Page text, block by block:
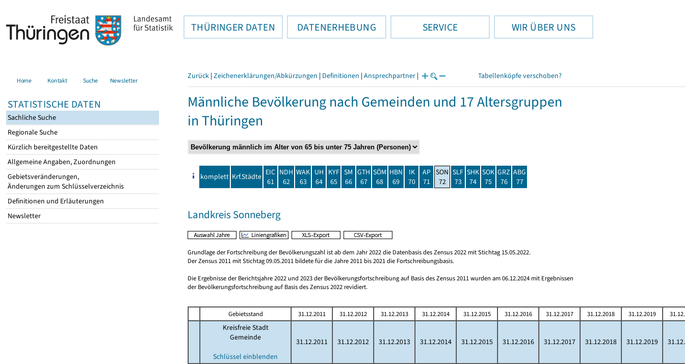
THÜRINGER DATEN DATENERHEBUNG SERVICE WIR ÜBER UNS
Home Kontakt Suche Newsletter
STATISTISCHE DATEN
Sachliche Suche
Regionale Suche
Kürzlich bereitgestellte Daten
Allgemeine Angaben, Zuordnungen
Gebietsveränderungen,
Änderungen zum Schlüsselverzeichnis
Definitionen und Erläuterungen
Newsletter
Zurück | Zeichenerklärungen/Abkürzungen | Definitionen | Ansprechpartner | Tabellenköpfe verschoben?
Männliche Bevölkerung nach Gemeinden und 17 Altersgruppen
in Thüringen
komplett Krf.Städte EIC
61
NDH
62
WAK
63
UH
64
KYF
65
SM
66
GTH
67
SÖM
68
HBN
69
IK
70
AP
71
SON
72
SLF
73
SHK
74
SOK
75
GRZ
76
ABG
77
Landkreis Sonneberg
Grundlage der Fortschreibung der Bevölkerungszahl ist ab dem Jahr 2022 die Datenbasis des Zensus 2022 mit Stichtag 15.05.2022.
Der Zensus 2011 mit Stichtag 09.05.2011 bildete für die Jahre 2011 bis 2021 die Fortschreibungsbasis.
Die Ergebnisse der Berichtsjahre 2022 und 2023 der Bevölkerungsfortschreibung auf Basis des Zensus 2011 wurden am 06.12.2024 mit Ergebnissen
der Bevölkerungsfortschreibung auf Basis des Zensus 2022 revidiert.
Gebietsstand 31.12.2011 31.12.2012 31.12.2013 31.12.2014 31.12.2015 31.12.2016 31.12.2017 31.12.2018 31.12.2019
Kreisfreie Stadt
Gemeinde
Schlüssel einblenden
31.12.2011 31.12.2012 31.12.2013 31.12.2014 31.12.2015 31.12.2016 31.12.2017 31.12.2018 31.12.2019